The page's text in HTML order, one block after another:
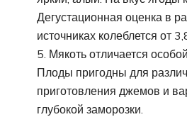
Дегустационная оценка в
источниках колеблется от
5. Мякоть отличается
Плоды пригодны для
приготовления джемов и
глубокой заморозки.